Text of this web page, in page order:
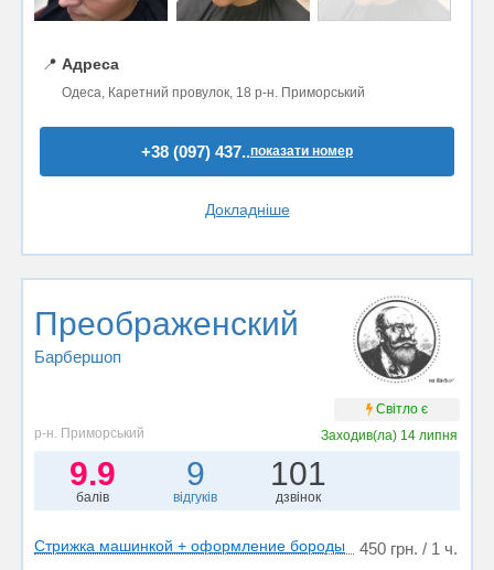
📍 Адреса
Одеса, Каретний провулок, 18 р-н. Приморський
+38 (097) 437..показати номер
Докладніше
Преображенский
Барбершоп
Світло є
р-н. Приморський
Заходив(ла) 14 липня
9.9
балів
9
відгуків
101
дзвінок
Стрижка машинкой + оформление бороды 450 грн. / 1 ч.